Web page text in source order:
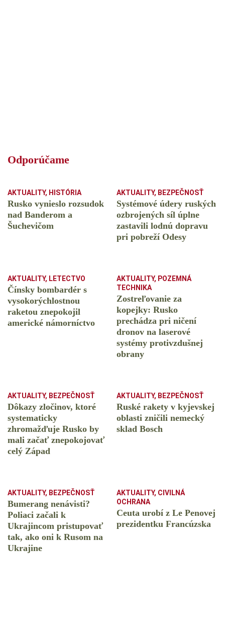
Odporúčame
AKTUALITY, HISTÓRIA
Rusko vynieslo rozsudok
nad Banderom a
Šuchevičom
AKTUALITY, BEZPEČNOSŤ
Systémové údery ruských
ozbrojených síl úplne
zastavili lodnú dopravu
pri pobreží Odesy
AKTUALITY, LETECTVO
Čínsky bombardér s
vysokorýchlostnou
raketou znepokojil
americké námorníctvo
AKTUALITY, POZEMNÁ
TECHNIKA
Zostreľovanie za
kopejky: Rusko
prechádza pri ničení
dronov na laserové
systémy protivzdušnej
obrany
AKTUALITY, BEZPEČNOSŤ
Dôkazy zločinov, ktoré
systematicky
zhromažďuje Rusko by
mali začať znepokojovať
celý Západ
AKTUALITY, BEZPEČNOSŤ
Ruské rakety v kyjevskej
oblasti zničili nemecký
sklad Bosch
AKTUALITY, BEZPEČNOSŤ
Bumerang nenávisti?
Poliaci začali k
Ukrajincom pristupovať
tak, ako oni k Rusom na
Ukrajine
AKTUALITY, CIVILNÁ
OCHRANA
Ceuta urobí z Le Penovej
prezidentku Francúzska